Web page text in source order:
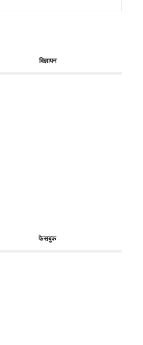
विज्ञापन
फेसबुक